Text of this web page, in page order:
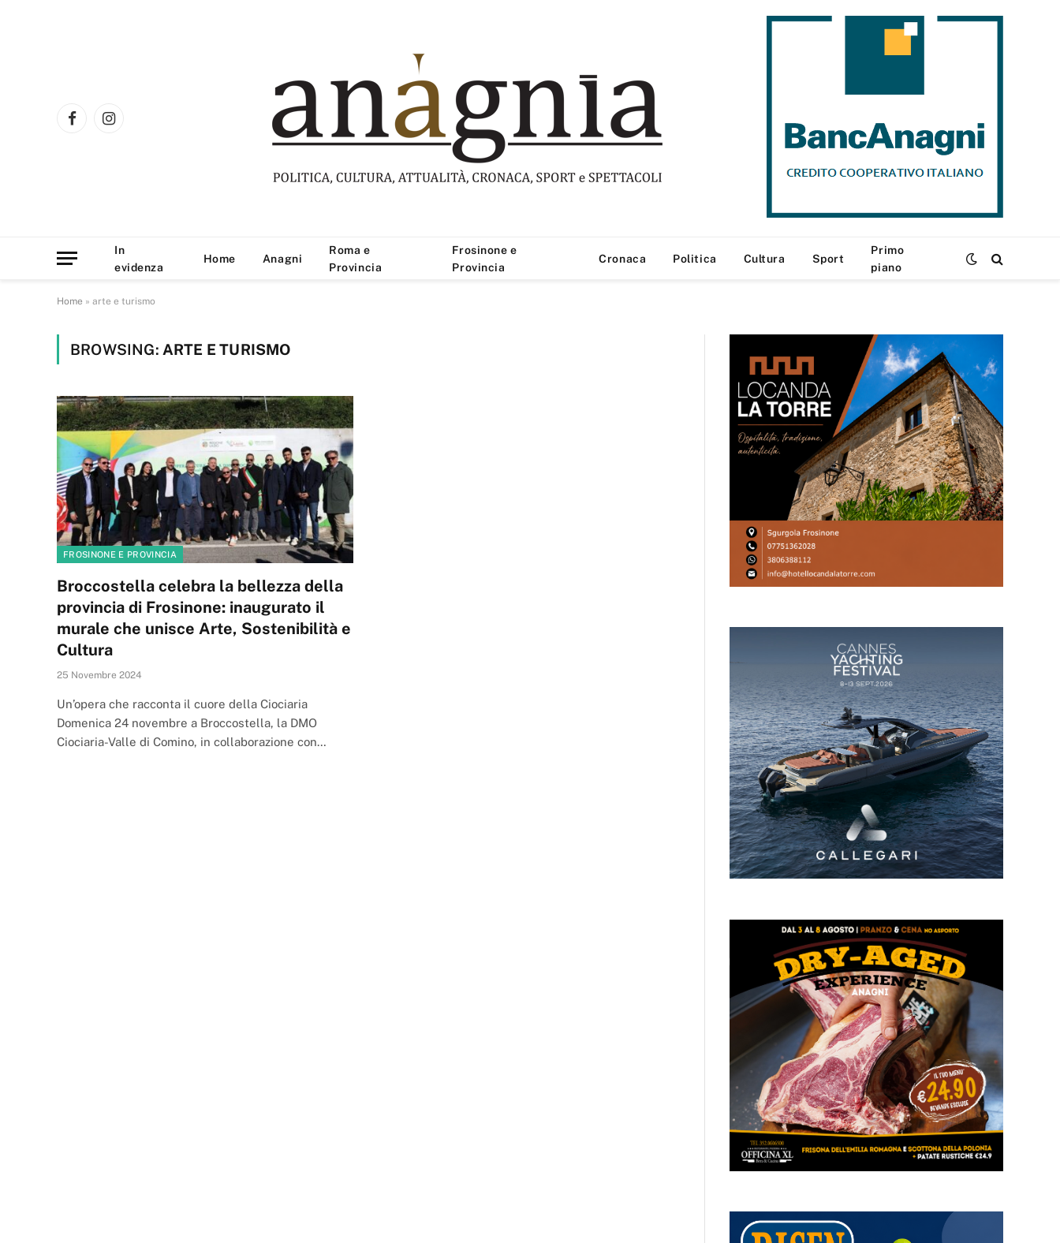
FacebookInstagram
In
evidenza
Home Anagni
Roma e
Provincia
Frosinone e
Provincia
Cronaca Politica Cultura Sport
Primo
piano
Home » arte e turismo
BROWSING: ARTE E TURISMO
FROSINONE E PROVINCIA
Broccostella celebra la bellezza della
provincia di Frosinone: inaugurato il
murale che unisce Arte, Sostenibilità e
Cultura
25 Novembre 2024
Un’opera che racconta il cuore della Ciociaria
Domenica 24 novembre a Broccostella, la DMO
Ciociaria-Valle di Comino, in collaborazione con…